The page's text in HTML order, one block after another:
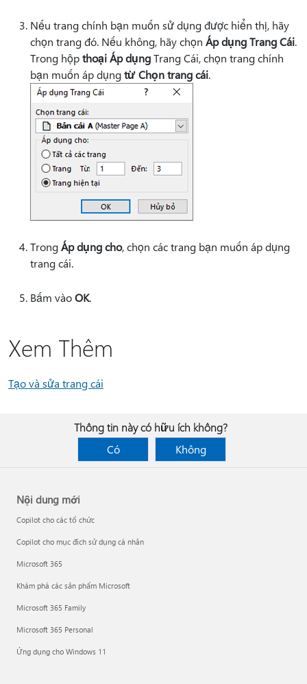
Nếu trang chính bạn muốn sử dụng được hiển thị, hãy
chọn trang đó. Nếu không, hãy chọn Áp dụng Trang Cái.
Trong hộpthoại Áp dụngTrang Cái, chọn trang chính
bạn muốn áp dụngtừ Chọn trang cái.
TrongÁp dụng cho, chọn các trang bạn muốn áp dụng
trang cái.
Bấm vàoOK.
Xem Thêm
Tạo và sửa trang cái
Thông tin này có hữu ích không?
Có
Không
Nội dung mới
Copilot cho các tổ chức
Copilot cho mục đích sử dụng cá nhân
Microsoft 365
Khám phá các sản phẩm Microsoft
Microsoft 365 Family
Microsoft 365 Personal
Ứng dụng cho Windows 11